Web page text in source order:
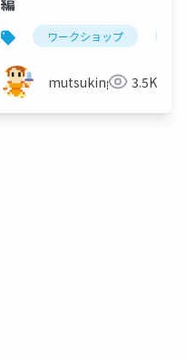
簡易ペルソナ 即興演
ワークショップ
mutsuking 3.5K